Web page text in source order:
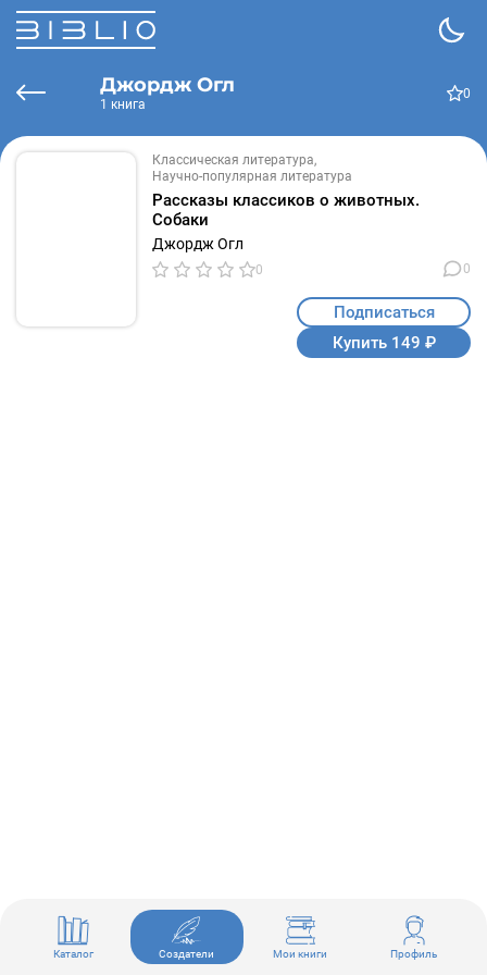
Джордж Огл
1 книга
0
Классическая литература
Научно-популярная литература
Рассказы классиков о животных.
Собаки
Джордж Огл
0 0
Подписаться
Купить 149 ₽
Каталог Создатели Мои книги Профиль